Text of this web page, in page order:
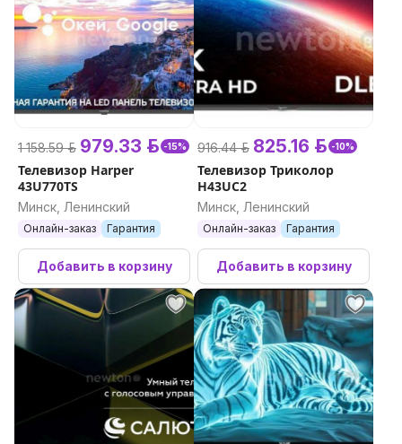
1 158.59 р. 979.33 р. -15%
Телевизор Harper
43U770TS
Минск, Ленинский
Онлайн-заказ Гарантия
Добавить в корзину
916.44 р. 825.16 р. -10%
Телевизор Триколор
H43UC2
Минск, Ленинский
Онлайн-заказ Гарантия
Добавить в корзину